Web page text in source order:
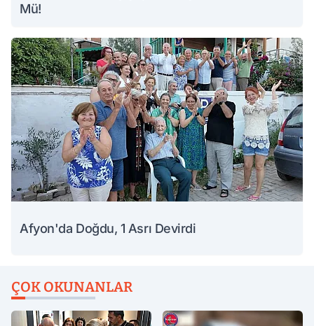
Mü!
Afyon'da Doğdu, 1 Asrı Devirdi
ÇOK OKUNANLAR